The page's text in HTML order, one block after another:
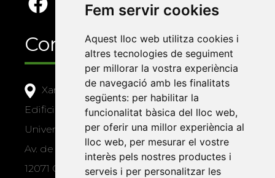
Fem servir cookies
Aquest lloc web utilitza cookies i
altres tecnologies de seguiment
per millorar la vostra experiència
de navegació amb les finalitats
següents: per habilitar la
funcionalitat bàsica del lloc web,
per oferir una millor experiència al
lloc web, per mesurar el vostre
interès pels nostres productes i
serveis i per personalitzar les
Contacte
Xarxa Vives d'Universitats
Edifici Àgora
Universitat Jaume I, local 10
Av. de Vicent Sos Baynat, s/n
12071 Castelló de la Plana